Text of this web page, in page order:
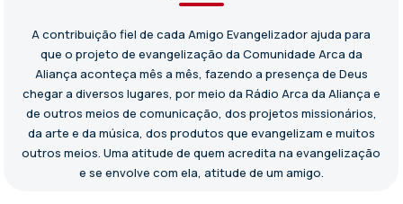
A contribuição fiel de cada Amigo Evangelizador ajuda para
que o projeto de evangelização da Comunidade Arca da
Aliança aconteça mês a mês, fazendo a presença de Deus
chegar a diversos lugares, por meio da Rádio Arca da Aliança e
de outros meios de comunicação, dos projetos missionários,
da arte e da música, dos produtos que evangelizam e muitos
outros meios. Uma atitude de quem acredita na evangelização
e se envolve com ela, atitude de um amigo.